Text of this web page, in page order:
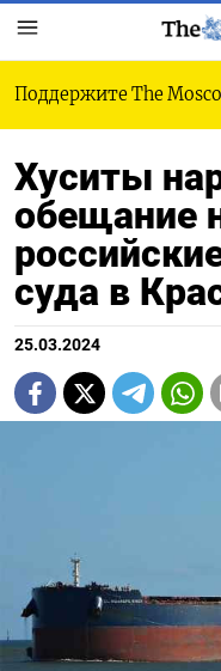
Поддержите The
Хуситы
обещание
суда в
25.03.2024